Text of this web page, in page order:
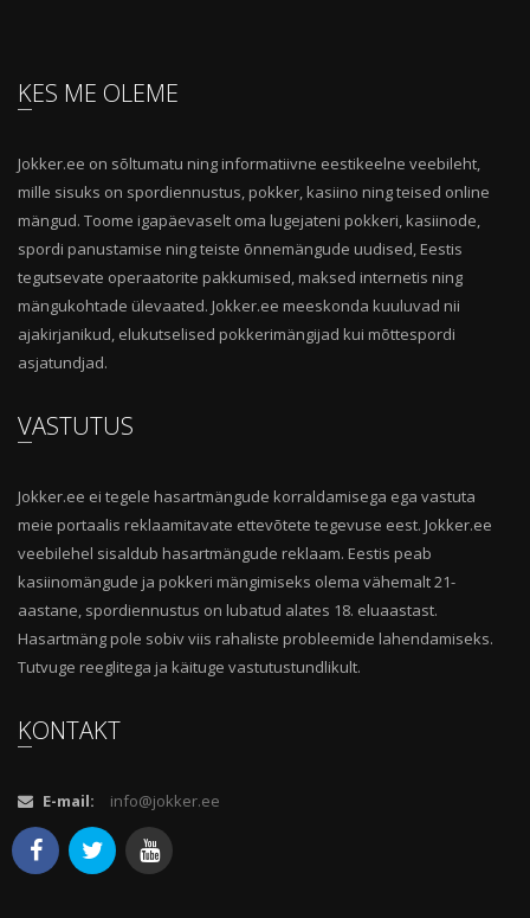
KES ME OLEME
Jokker.ee on sõltumatu ning informatiivne eestikeelne veebileht,
mille sisuks on spordiennustus, pokker, kasiino ning teised online
mängud. Toome igapäevaselt oma lugejateni pokkeri, kasiinode,
spordi panustamise ning teiste õnnemängude uudised, Eestis
tegutsevate operaatorite pakkumised, maksed internetis ning
mängukohtade ülevaated. Jokker.ee meeskonda kuuluvad nii
ajakirjanikud, elukutselised pokkerimängijad kui mõttespordi
asjatundjad.
VASTUTUS
Jokker.ee ei tegele hasartmängude korraldamisega ega vastuta
meie portaalis reklaamitavate ettevõtete tegevuse eest. Jokker.ee
veebilehel sisaldub hasartmängude reklaam. Eestis peab
kasiinomängude ja pokkeri mängimiseks olema vähemalt 21-
aastane, spordiennustus on lubatud alates 18. eluaastast.
Hasartmäng pole sobiv viis rahaliste probleemide lahendamiseks.
Tutvuge reeglitega ja käituge vastutustundlikult.
KONTAKT
E-mail: info@jokker.ee